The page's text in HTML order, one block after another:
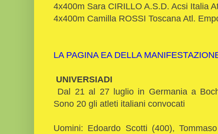
4x400m Sara CIRILLO A.S.D. Acsi Italia
4x400m Camilla ROSSI Toscana Atl.
LA PAGINA EA DELLA
UNIVERSIADI
Dal 21 al 27 luglio in Germania a
Sono 20 gli atleti italiani convocati
Uomini: Edoardo Scotti (400),